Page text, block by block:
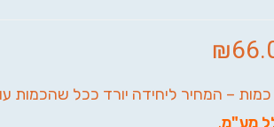
₪
כמות – המחיר ליחידה יורד ככל שהכמות
מע"מ.